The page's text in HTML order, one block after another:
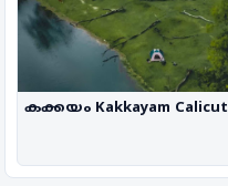
കക്കയം Kakkayam Calicut